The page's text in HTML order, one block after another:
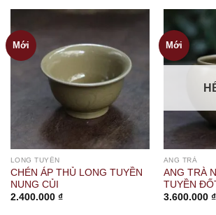
Mới
LONG TUYỀN
CHÉN ÁP THỦ LONG TUYỀN
NUNG CỦI
2.400.000 ₫
Mới
ANG TRÀ
ANG TRÀ
TUYỀN
3.600.000 ₫